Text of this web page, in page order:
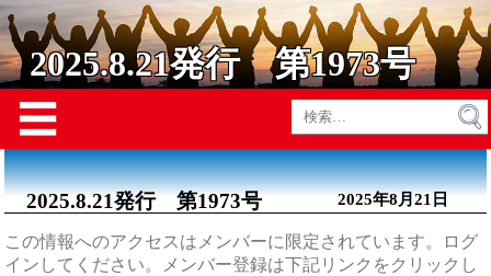
2025.8.21発行 第1973号
☰
検
索:
2025.8.21発行 第1973号 2025年8月21日
この情報へのアクセスはメンバーに限定されています。ログ
インしてください。メンバー登録は下記リンクをクリックし